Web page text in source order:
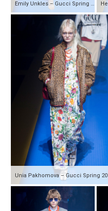
Emily Unkles – Gucci Spring 2018 Ready-to-Wear